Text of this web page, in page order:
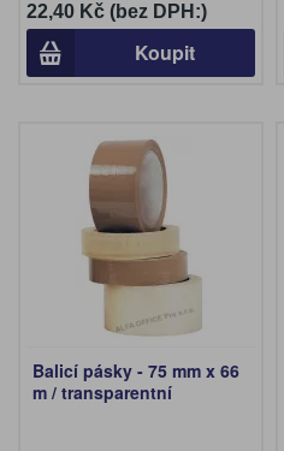
22,40 Kč (bez DPH:)
Koupit
Balicí pásky - 75 mm x 66
m / transparentní